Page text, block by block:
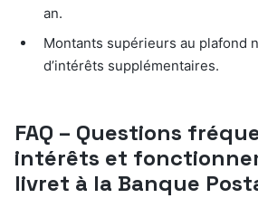
an.
Montants supérieurs au plafond
d’intérêts supplémentaires.
FAQ – Questions
intérêts et
livret à la Banque